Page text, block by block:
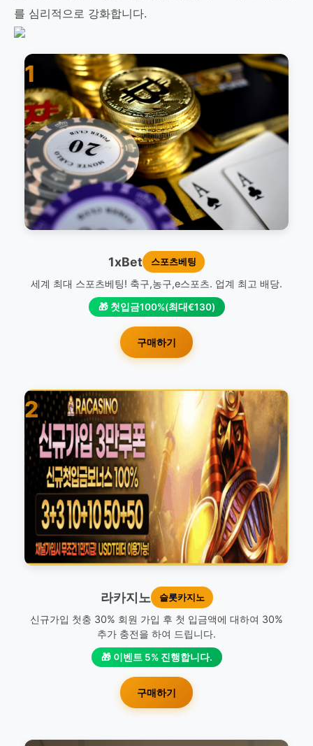
를 심리적으로 강화합니다.
1
1xBet 스포츠베팅
세계 최대 스포츠베팅! 축구,농구,e스포츠. 업계 최고 배당.
🎁 첫입금100%(최대€130)
구매하기
2
라카지노 슬롯카지노
신규가입 첫충 30% 회원 가입 후 첫 입금액에 대하여 30%
추가 충전을 하여 드립니다.
🎁 이벤트 5% 진행합니다.
구매하기